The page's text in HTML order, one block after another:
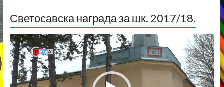
Светосавска награда за шк. 2017/18.
Прегледач
видео
записа